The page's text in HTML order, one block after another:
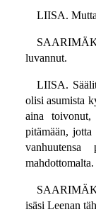
LIISA.
luvannut.
LIISA.
olisi asumista
aina
pitämään,
mahdottomalta.
isäsi Leenan